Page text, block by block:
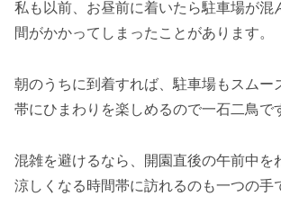
私も以前、お昼前に着いたら駐車場が混
間がかかってしまったことがあります。
朝のうちに到着すれば、駐車場もスムー
帯にひまわりを楽しめるので一石二鳥で
混雑を避けるなら、開園直後の午前中を
涼しくなる時間帯に訪れるのも一つの手